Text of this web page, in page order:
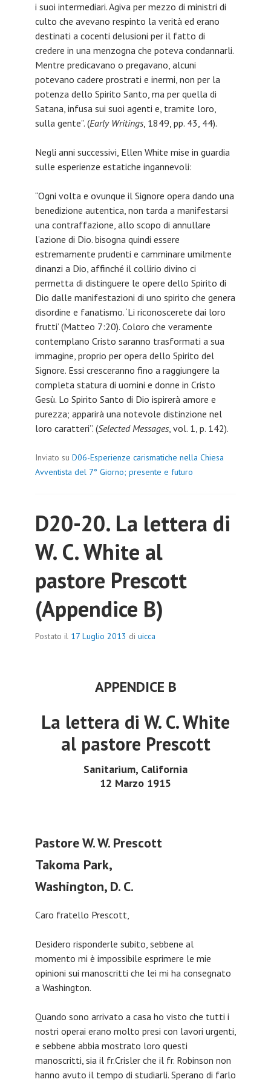
i suoi intermediari. Agiva per mezzo di ministri di
culto che avevano respinto la verità ed erano
destinati a cocenti delusioni per il fatto di
credere in una menzogna che poteva condannarli.
Mentre predicavano o pregavano, alcuni
potevano cadere prostrati e inermi, non per la
potenza dello Spirito Santo, ma per quella di
Satana, infusa sui suoi agenti e, tramite loro,
sulla gente”. (Early Writings, 1849, pp. 43, 44).
Negli anni successivi, Ellen White mise in guardia
sulle esperienze estatiche ingannevoli:
“Ogni volta e ovunque il Signore opera dando una
benedizione autentica, non tarda a manifestarsi
una contraffazione, allo scopo di annullare
l’azione di Dio. bisogna quindi essere
estremamente prudenti e camminare umilmente
dinanzi a Dio, affinché il collirio divino ci
permetta di distinguere le opere dello Spirito di
Dio dalle manifestazioni di uno spirito che genera
disordine e fanatismo. ‘Li riconoscerete dai loro
frutti’ (Matteo 7:20). Coloro che veramente
contemplano Cristo saranno trasformati a sua
immagine, proprio per opera dello Spirito del
Signore. Essi cresceranno fino a raggiungere la
completa statura di uomini e donne in Cristo
Gesù. Lo Spirito Santo di Dio ispirerà amore e
purezza; apparirà una notevole distinzione nel
loro caratteri”. (Selected Messages, vol. 1, p. 142).
Inviato su D06-Esperienze carismatiche nella Chiesa
Avventista del 7° Giorno; presente e futuro
D20-20. La lettera di
W. C. White al
pastore Prescott
(Appendice B)
Postato il 17 Luglio 2013 di uicca
APPENDICE B
La lettera di W. C. White
al pastore Prescott
Sanitarium, California
12 Marzo 1915
Pastore W. W. Prescott
Takoma Park,
Washington, D. C.
Caro fratello Prescott,
Desidero risponderle subito, sebbene al
momento mi è impossibile esprimere le mie
opinioni sui manoscritti che lei mi ha consegnato
a Washington.
Quando sono arrivato a casa ho visto che tutti i
nostri operai erano molto presi con lavori urgenti,
e sebbene abbia mostrato loro questi
manoscritti, sia il fr.Crisler che il fr. Robinson non
hanno avuto il tempo di studiarli. Sperano di farlo